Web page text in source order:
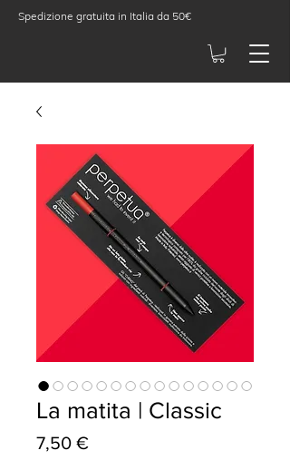
Spedizione gratuita in Italia da 50€
La matita | Classic
7,50 €Prezzo